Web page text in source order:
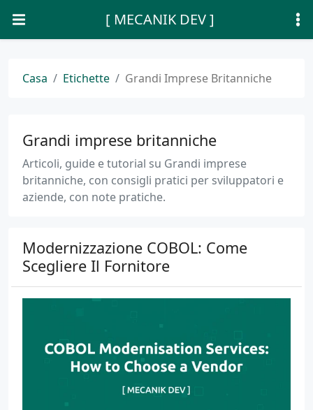
[ MECANIK DEV ]
Casa Etichette Grandi Imprese Britanniche
Grandi imprese britanniche
Articoli, guide e tutorial su Grandi imprese
britanniche, con consigli pratici per sviluppatori e
aziende, con note pratiche.
Modernizzazione COBOL: Come
Scegliere Il Fornitore